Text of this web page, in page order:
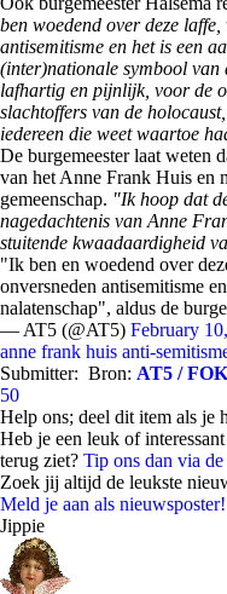
ben woedend over deze
antisemitisme en het is een
(inter)nationale symbool van
lafhartig en pijnlijk, voor de
slachtoffers van de
iedereen die weet waartoe
De burgemeester laat weten
van het Anne Frank Huis en
gemeenschap. "Ik hoop dat
nagedachtenis van Anne
stuitende kwaadaardigheid
"Ik ben en woedend over
onversneden antisemitisme
nalatenschap", aldus de
— AT5 (@AT5) February
anne frank huis anti-
Submitter: Bron: AT5 /
50
Help ons; deel dit item als je
Heb je een leuk of
terug ziet? Tip ons dan via
Zoek jij altijd de leukste
Meld je aan als nieuwsposter!
Jippie